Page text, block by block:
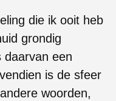
die ik ooit heb
grondig
daarvan een
is de sfeer
woorden,